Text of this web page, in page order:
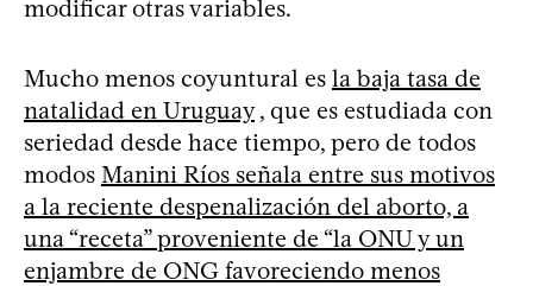
modificar otras variables.
Mucho menos coyuntural es la baja tasa de
natalidad en Uruguay, que es estudiada con
seriedad desde hace tiempo, pero de todos
modos Manini Ríos señala entre sus motivos
a la reciente despenalización del aborto, a
una “receta” proveniente de “la ONU y un
enjambre de ONG favoreciendo menos